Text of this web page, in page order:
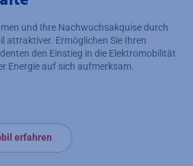
und Ihre Nachwuchsakquise durch
attraktiver. Ermöglichen Sie Ihren
den Einstieg in die Elektromobilität
Energie auf sich aufmerksam.
erfahren